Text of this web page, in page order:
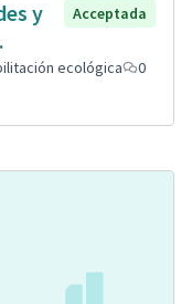
y
Acceptada
ecológica
0